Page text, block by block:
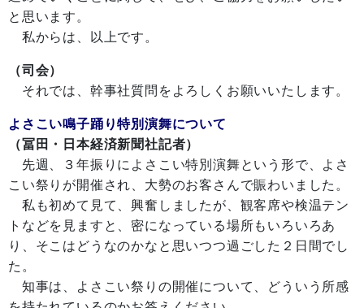
と思います。
私からは、以上です。
（司会）
それでは、幹事社質問をよろしくお願いいたします。
よさこい鳴子踊り特別演舞について
（冨田・日本経済新聞社記者）
先週、３年振りによさこい特別演舞という形で、よさ
こい祭りが開催され、大勢のお客さんで賑わいました。
私も初めて見て、興奮しましたが、観客席や検温テン
トなどを見ますと、密になっている場所もいろいろあ
り、そこはどうなのかなと思いつつ過ごした２日間でし
た。
知事は、よさこい祭りの開催について、どういう所感